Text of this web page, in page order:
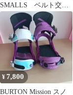
SMALLS ベルト交換
済み
¥7,800
BURTON Mission スノ